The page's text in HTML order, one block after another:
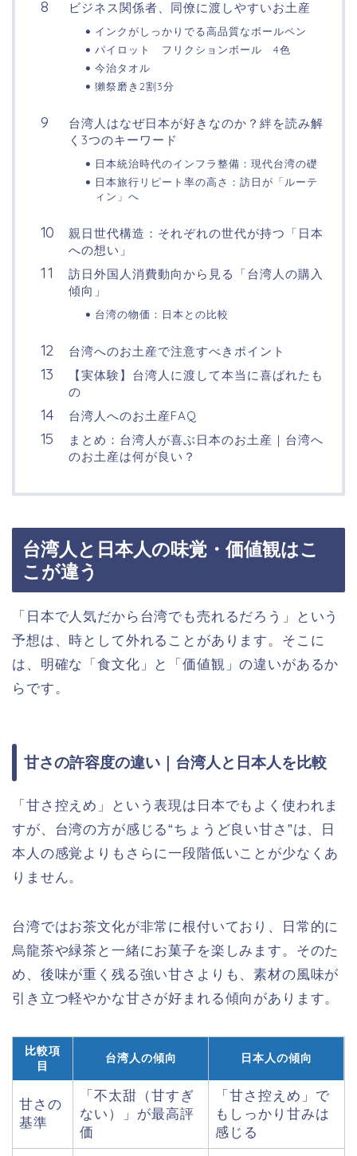
ビジネス関係者、同僚に渡しやすいお土産
インクがしっかりでる高品質なボールペン
パイロット フリクションボール 4色
今治タオル
獺祭磨き2割3分
台湾人はなぜ日本が好きなのか？絆を読み解
く3つのキーワード
日本統治時代のインフラ整備：現代台湾の礎
日本旅行リピート率の高さ：訪日が「ルーテ
ィン」へ
親日世代構造：それぞれの世代が持つ「日本
への想い」
訪日外国人消費動向から見る「台湾人の購入
傾向」
台湾の物価：日本との比較
台湾へのお土産で注意すべきポイント
【実体験】台湾人に渡して本当に喜ばれたも
の
台湾人へのお土産FAQ
まとめ：台湾人が喜ぶ日本のお土産｜台湾へ
のお土産は何が良い？
台湾人と日本人の味覚・価値観はこ
こが違う
「日本で人気だから台湾でも売れるだろう」という
予想は、時として外れることがあります。そこに
は、明確な「食文化」と「価値観」の違いがあるか
らです。
甘さの許容度の違い｜台湾人と日本人を比較
「甘さ控えめ」という表現は日本でもよく使われま
すが、台湾の方が感じる“ちょうど良い甘さ”は、日
本人の感覚よりもさらに一段階低いことが少なくあ
りません。
台湾ではお茶文化が非常に根付いており、日常的に
烏龍茶や緑茶と一緒にお菓子を楽しみます。そのた
め、後味が重く残る強い甘さよりも、素材の風味が
引き立つ軽やかな甘さが好まれる傾向があります。
比較項
目
台湾人の傾向 日本人の傾向
甘さの
基準
「不太甜（甘すぎ
ない）」が最高評
価
「甘さ控えめ」で
もしっかり甘みは
感じる